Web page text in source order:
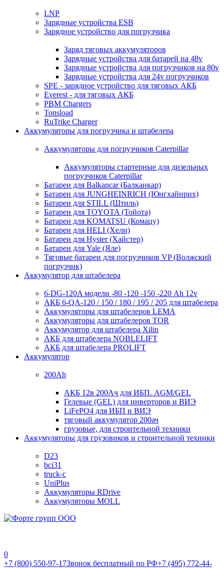
LNP
Зарядные устройства ESB
Зарядное устройство для погрузчика
Заряд тяговых аккумуляторов
Зарядные устройства для батарей на 48v
Зарядные устройства для погрузчиков на 80v
Зарядные устройства для 24v погрузчиков
SPE - зарядное устройство для тяговых АКБ
Everest - для тяговых АКБ
PBM Chargers
Tonsload
RuTrike Charger
Аккумуляторы для погрузчика и штабелера
Аккумуляторы для погрузчиков Caterpillar
Аккумуляторы стартерные для дизельных
погрузчиков Caterpillar
Батареи для Balkancar (Балканкар)
Батареи для JUNGHEINRICH (Юнгхайнрих)
Батареи для STILL (Штиль)
Батареи для TOYOTA (Тойота)
Батареи для KOMATSU (Комацу)
Батареи для HELI (Хели)
Батареи для Hyster (Хайстер)
Батареи для Yale (Яле)
Тяговые батареи для погрузчиков VP (Волжский
погрузчик)
Аккумулятор для штабелера
6-DG-120A модели -80 -120 -150 -220 Ah 12v
АКБ 6-QA-120 / 150 / 180 / 195 / 205 для штабелера
Аккумуляторы для штабелеров LEMA
Аккумуляторы для штабелеров TOR
Аккумулятор для штабелера Xilin
АКБ для штабелера NOBLELIFT
АКБ для штабелера PROLIFT
Аккумулятор
200Ah
АКБ 12в 200Ач для ИБП. AGM/GEL
Гелевые (GEL) для инверторов и ВИЭ
LiFePO4 для ИБП и ВИЭ
тяговый аккумулятор 200ач
грузовые, для строительной техники
Аккумуляторы для грузовиков и строительной техники
D23
bci31
truck-c
UniPlus
Аккумуляторы RDrive
Аккумуляторы MOLL
0
+7 (800) 550-97-17Звонок бесплатный по РФ+7 (495) 772-44-